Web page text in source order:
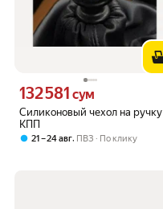
Силиконовый чехол на ручку
КПП
Цена 132581 сум вместо
132 581 сум
21 – 24 авг, ПВЗ По клику